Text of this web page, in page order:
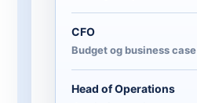
CFO
Budget og business case
Head of Operations